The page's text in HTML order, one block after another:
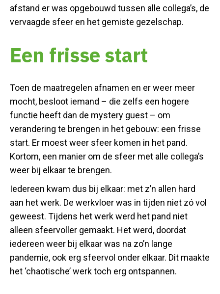
afstand er was opgebouwd tussen alle collega’s, de
vervaagde sfeer en het gemiste gezelschap.
Een frisse start
Toen de maatregelen afnamen en er weer meer
mocht, besloot iemand – die zelfs een hogere
functie heeft dan de mystery guest – om
verandering te brengen in het gebouw: een frisse
start. Er moest weer sfeer komen in het pand.
Kortom, een manier om de sfeer met alle collega’s
weer bij elkaar te brengen.
Iedereen kwam dus bij elkaar: met z’n allen hard
aan het werk. De werkvloer was in tijden niet zó vol
geweest. Tijdens het werk werd het pand niet
alleen sfeervoller gemaakt. Het werd, doordat
iedereen weer bij elkaar was na zo’n lange
pandemie, ook erg sfeervol onder elkaar. Dit maakte
het ‘chaotische’ werk toch erg ontspannen.